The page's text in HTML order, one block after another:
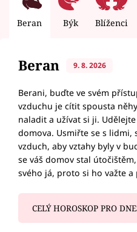
Beran Býk Blíženci
Beran 9. 8. 2026
Berani, buďte ve svém
vzduchu je cítit spousta
naladit a užívat si ji.
domova. Usmiřte se s lidmi,
vzduch, aby vztahy byly v
se váš domov stal
svého já, proto si ho važte a
CELÝ HOROSKOP PRO